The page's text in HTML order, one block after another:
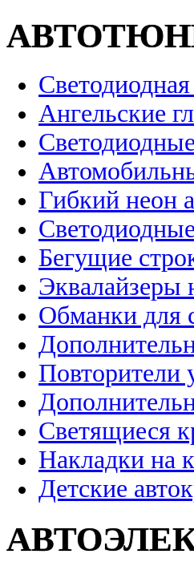
Ангельские
Гибкий неон
Бегущие
Эквалайзеры
Обманки для
Повторители
Светящиеся
Накладки на
Детские